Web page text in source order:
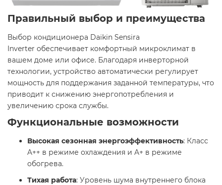
Правильный выбор и преимущества
Выбор кондиционера Daikin Sensira
Inverter обеспечивает комфортный микроклимат в
вашем доме или офисе. Благодаря инверторной
технологии, устройство автоматически регулирует
мощность для поддержания заданной температуры, что
приводит к снижению энергопотребления и
увеличению срока службы. ​
Функциональные возможности
Высокая сезонная энергоэффективность: Класс
A++ в режиме охлаждения и A+ в режиме
обогрева. ​
Тихая работа: Уровень шума внутреннего блока